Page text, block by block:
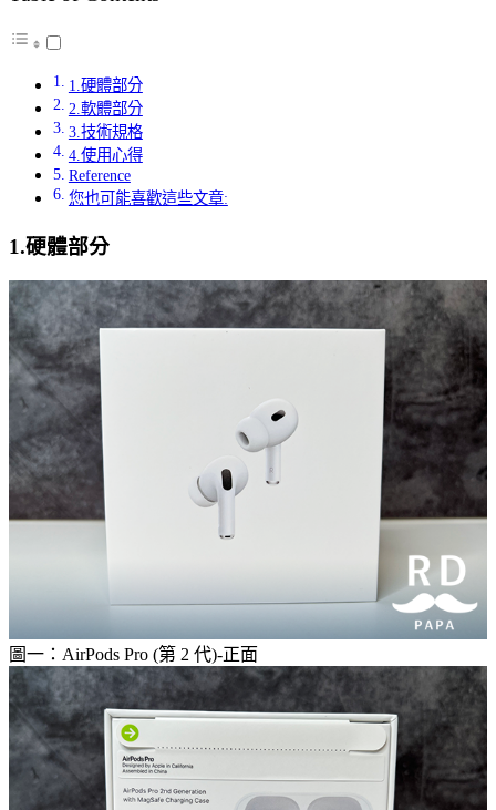
1.硬體部分
2.軟體部分
3.技術規格
4.使用心得
Reference
您也可能喜歡這些文章:
1.硬體部分
圖一：AirPods Pro (第 2 代)-正面